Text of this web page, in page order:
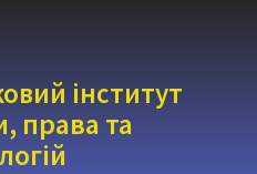
інститут
права та